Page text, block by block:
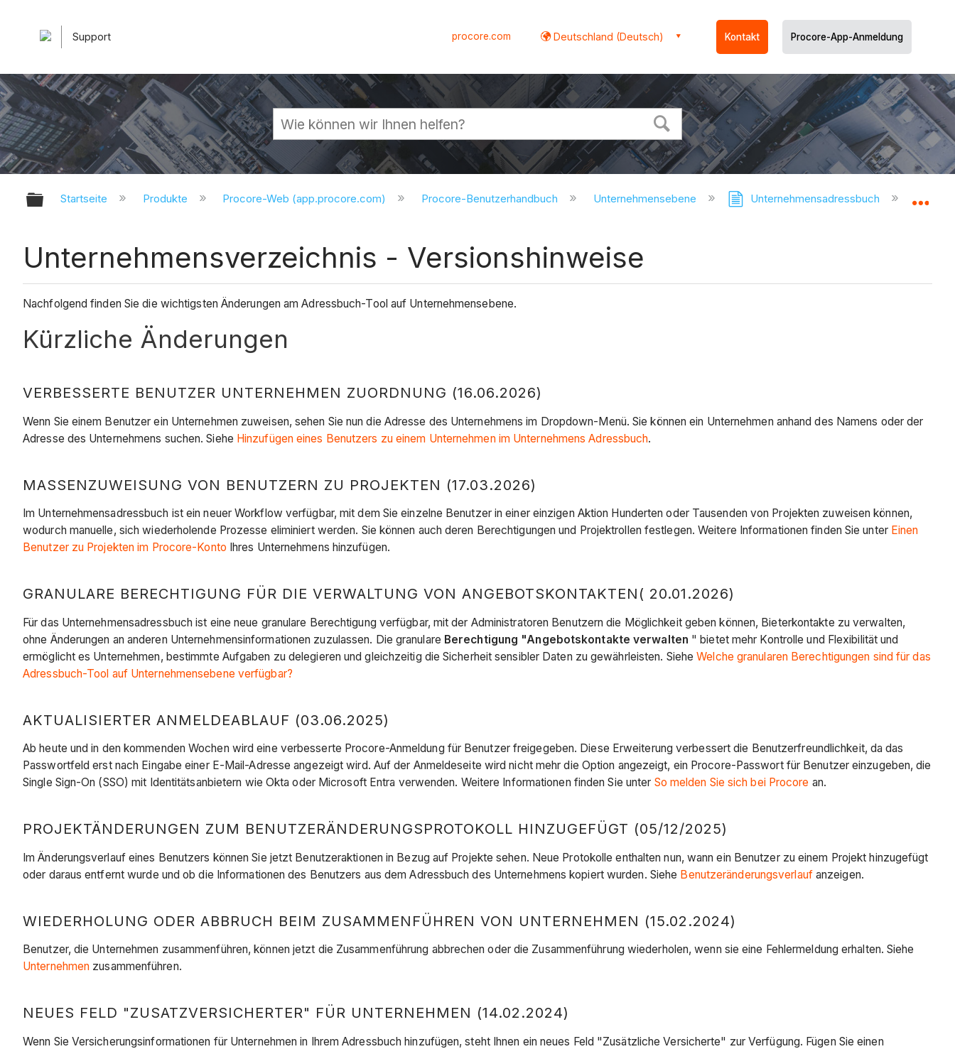
Support procore.com Deutschland (Deutsch) Kontakt Procore-App-Anmeldung
Globale Hierarchie auf- und zuklappen
Startseite Produkte Procore-Web (app.procore.com) Procore-Benutzerhandbuch Unternehmensebene Unternehmensadressbuch
Unternehmensverzeichnis - Versionshinweise
Nachfolgend finden Sie die wichtigsten Änderungen am Adressbuch-Tool auf Unternehmensebene.
Kürzliche Änderungen
VERBESSERTE BENUTZER UNTERNEHMEN ZUORDNUNG (16.06.2026)
Wenn Sie einem Benutzer ein Unternehmen zuweisen, sehen Sie nun die Adresse des Unternehmens im Dropdown-Menü. Sie können ein Unternehmen anhand des Namens oder der
Adresse des Unternehmens suchen. Siehe Hinzufügen eines Benutzers zu einem Unternehmen im Unternehmens Adressbuch.
MASSENZUWEISUNG VON BENUTZERN ZU PROJEKTEN (17.03.2026)
Im Unternehmensadressbuch ist ein neuer Workflow verfügbar, mit dem Sie einzelne Benutzer in einer einzigen Aktion Hunderten oder Tausenden von Projekten zuweisen können,
wodurch manuelle, sich wiederholende Prozesse eliminiert werden. Sie können auch deren Berechtigungen und Projektrollen festlegen. Weitere Informationen finden Sie unter Einen
Benutzer zu Projekten im Procore-Konto Ihres Unternehmens hinzufügen.
GRANULARE BERECHTIGUNG FÜR DIE VERWALTUNG VON ANGEBOTSKONTAKTEN( 20.01.2026)
Für das Unternehmensadressbuch ist eine neue granulare Berechtigung verfügbar, mit der Administratoren Benutzern die Möglichkeit geben können, Bieterkontakte zu verwalten,
ohne Änderungen an anderen Unternehmensinformationen zuzulassen. Die granulare Berechtigung "Angebotskontakte verwalten " bietet mehr Kontrolle und Flexibilität und
ermöglicht es Unternehmen, bestimmte Aufgaben zu delegieren und gleichzeitig die Sicherheit sensibler Daten zu gewährleisten. SieheWelche granularen Berechtigungen sind für das
Adressbuch-Tool auf Unternehmensebene verfügbar?
AKTUALISIERTER ANMELDEABLAUF (03.06.2025)
Ab heute und in den kommenden Wochen wird eine verbesserte Procore-Anmeldung für Benutzer freigegeben. Diese Erweiterung verbessert die Benutzerfreundlichkeit, da das
Passwortfeld erst nach Eingabe einer E-Mail-Adresse angezeigt wird. Auf der Anmeldeseite wird nicht mehr die Option angezeigt, ein Procore-Passwort für Benutzer einzugeben, die
Single Sign-On (SSO) mit Identitätsanbietern wie Okta oder Microsoft Entra verwenden. Weitere Informationen finden Sie unter So melden Sie sich bei Procore an.
PROJEKTÄNDERUNGEN ZUM BENUTZERÄNDERUNGSPROTOKOLL HINZUGEFÜGT (05/12/2025)
Im Änderungsverlauf eines Benutzers können Sie jetzt Benutzeraktionen in Bezug auf Projekte sehen. Neue Protokolle enthalten nun, wann ein Benutzer zu einem Projekt hinzugefügt
oder daraus entfernt wurde und ob die Informationen des Benutzers aus dem Adressbuch des Unternehmens kopiert wurden. Siehe Benutzeränderungsverlaufanzeigen.
WIEDERHOLUNG ODER ABBRUCH BEIM ZUSAMMENFÜHREN VON UNTERNEHMEN (15.02.2024)
Benutzer, die Unternehmen zusammenführen, können jetzt die Zusammenführung abbrechen oder die Zusammenführung wiederholen, wenn sie eine Fehlermeldung erhalten. Siehe
Unternehmen zusammenführen.
NEUES FELD "ZUSATZVERSICHERTER" FÜR UNTERNEHMEN (14.02.2024)
Wenn Sie Versicherungsinformationen für Unternehmen in Ihrem Adressbuch hinzufügen, steht Ihnen ein neues Feld "Zusätzliche Versicherte" zur Verfügung. Fügen Sie einen